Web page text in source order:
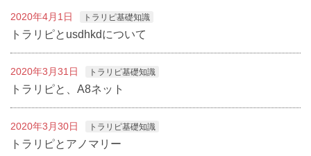
2020年4月1日 トラリピ基礎知識
トラリピとusdhkdについて
2020年3月31日 トラリピ基礎知識
トラリピと、A8ネット
2020年3月30日 トラリピ基礎知識
トラリピとアノマリー